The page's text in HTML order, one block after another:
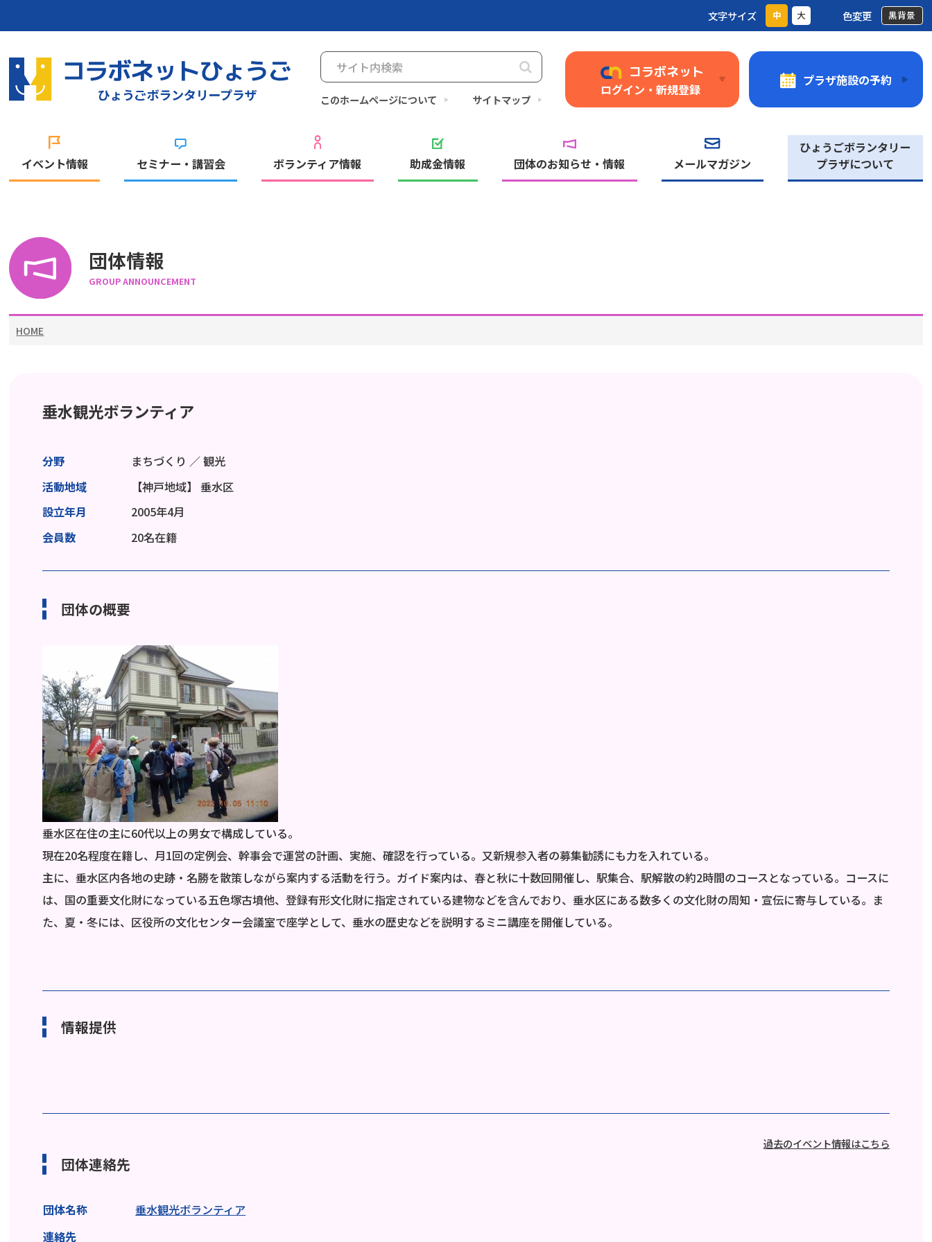
このホームページについて サイトマップ
コラボネット
ログイン・新規登録
プラザ施設の予約
イベント情報 セミナー・講習会 ボランティア情報 助成金情報 団体のお知らせ・情報 メールマガジン
ひょうごボランタリー
プラザについて
文字サイズ 中 大 色変更 黒背景
団体情報
GROUP ANNOUNCEMENT
HOME
垂水観光ボランティア
分野
まちづくり ／ 観光
活動地域
【神戸地域】 垂水区
設立年月
2005年4月
会員数
20名在籍
団体の概要
垂水区在住の主に60代以上の男女で構成している。
現在20名程度在籍し、月1回の定例会、幹事会で運営の計画、実施、確認を行っている。又新規参入者の募集勧誘にも力を入れている。
主に、垂水区内各地の史跡・名勝を散策しながら案内する活動を行う。ガイド案内は、春と秋に十数回開催し、駅集合、駅解散の約2時間のコースとなっている。コースに
は、国の重要文化財になっている五色塚古墳他、登録有形文化財に指定されている建物などを含んでおり、垂水区にある数多くの文化財の周知・宣伝に寄与している。ま
た、夏・冬には、区役所の文化センター会議室で座学として、垂水の歴史などを説明するミニ講座を開催している。
情報提供
過去のイベント情報はこちら
団体連絡先
団体名称
垂水観光ボランティア
連絡先